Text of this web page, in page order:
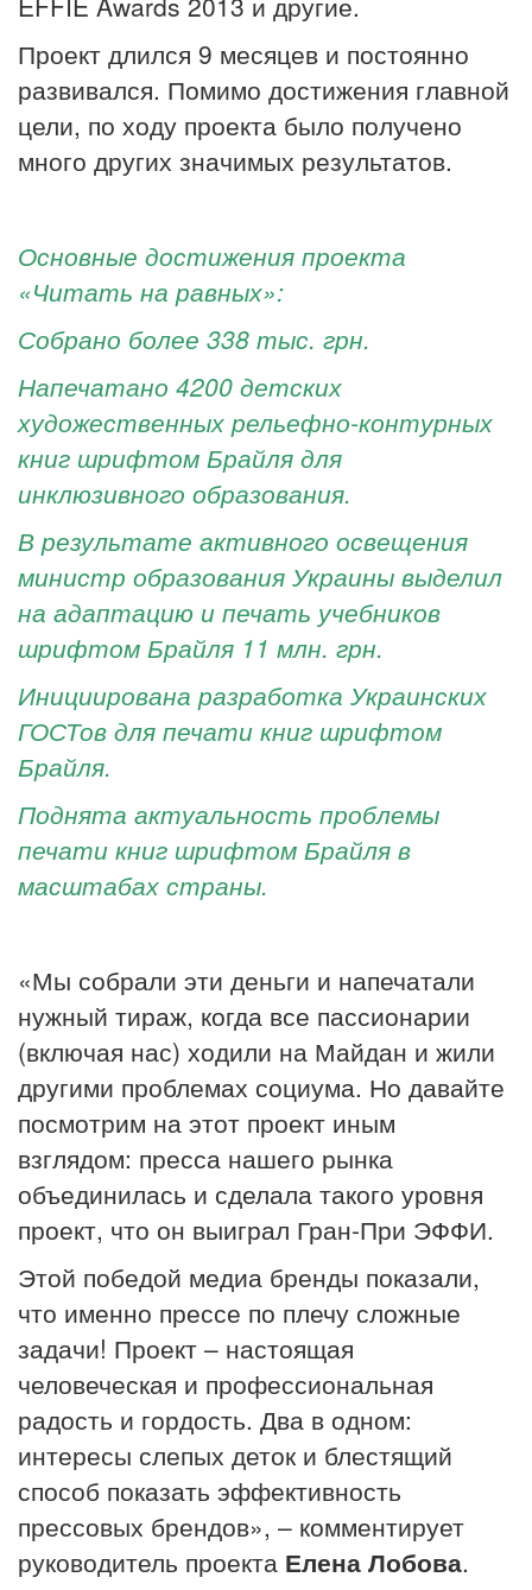
Проект длился 9 месяцев и постоянно
развивался. Помимо достижения главной
цели, по ходу проекта было получено
много других значимых результатов.
Основные достижения проекта
«Читать на равных»:
Собрано более 338 тыс. грн.
Напечатано 4200 детских
художественных рельефно-контурных
книг шрифтом Брайля для
инклюзивного образования.
В результате активного освещения
министр образования Украины выделил
на адаптацию и печать учебников
шрифтом Брайля 11 млн. грн.
Инициирована разработка Украинских
ГОСТов для печати книг шрифтом
Брайля.
Поднята актуальность проблемы
печати книг шрифтом Брайля в
масштабах страны.
«Мы собрали эти деньги и напечатали
нужный тираж, когда все пассионарии
(включая нас) ходили на Майдан и жили
другими проблемах социума. Но давайте
посмотрим на этот проект иным
взглядом: пресса нашего рынка
объединилась и сделала такого уровня
проект, что он выиграл Гран-При ЭФФИ.
Этой победой медиа бренды показали,
что именно прессе по плечу сложные
задачи! Проект – настоящая
человеческая и профессиональная
радость и гордость. Два в одном:
интересы слепых деток и блестящий
способ показать эффективность
прессовых брендов», – комментирует
руководитель проекта Елена Лобова.